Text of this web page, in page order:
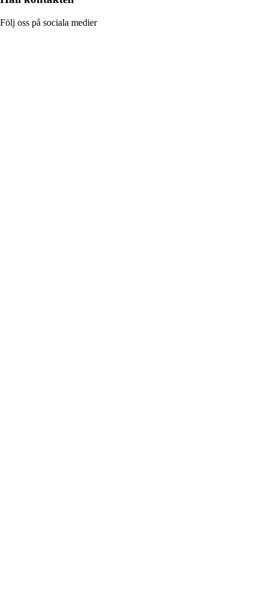
Följ oss på sociala medier